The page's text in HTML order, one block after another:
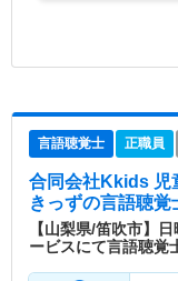
言語聴覚士 正職員
合同会社Kkids 児
きっずの言語聴覚
【山梨県/笛吹市】
ービスにて言語聴覚